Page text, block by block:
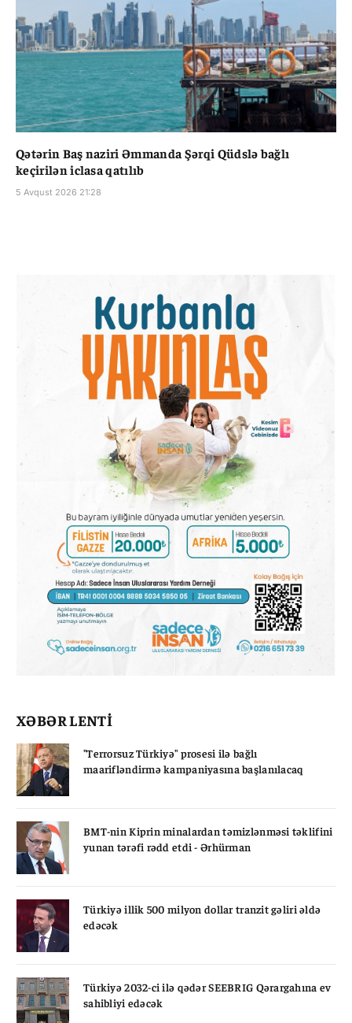
Qətərin Baş naziri Əmmanda Şərqi Qüdslə bağlı
keçirilən iclasa qatılıb
5 Avqust 2026 21:28
XƏBƏR LENTİ
"Terrorsuz Türkiyə" prosesi ilə bağlı
maarifləndirmə kampaniyasına başlanılacaq
BMT-nin Kiprin minalardan təmizlənməsi təklifini
yunan tərəfi rədd etdi - Ərhürman
Türkiyə illik 500 milyon dollar tranzit gəliri əldə
edəcək
Türkiyə 2032-ci ilə qədər SEEBRIG Qərargahına ev
sahibliyi edəcək